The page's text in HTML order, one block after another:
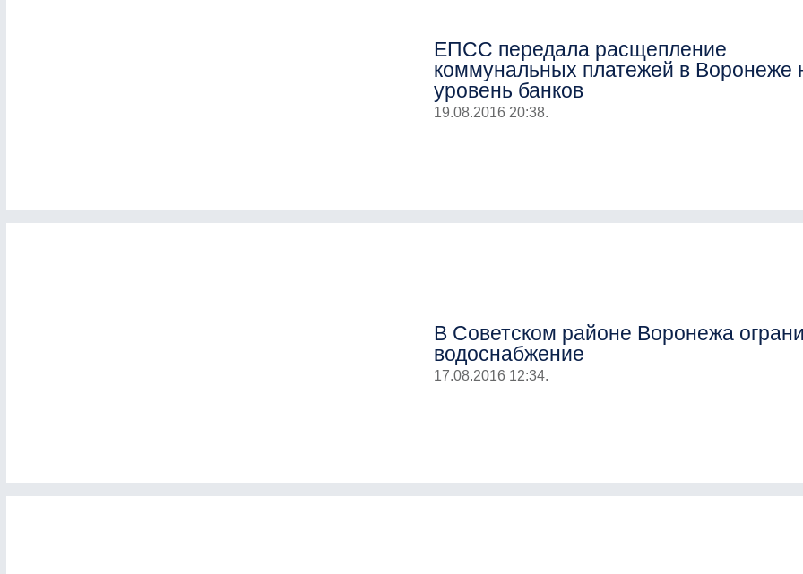
ЕПСС передала расщепление
коммунальных платежей в Воронеже
уровень банков
19.08.2016 20:38.
В Советском районе Воронежа
водоснабжение
17.08.2016 12:34.